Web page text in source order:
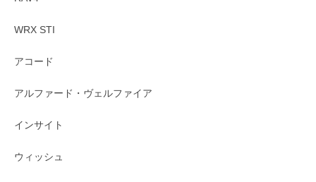
WRX STI
アコード
アルファード・ヴェルファイア
インサイト
ウィッシュ